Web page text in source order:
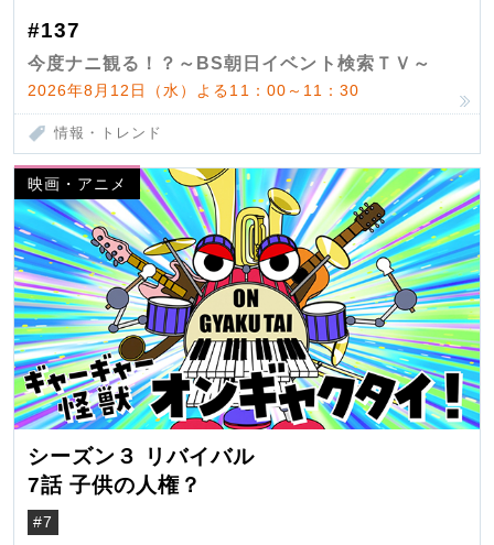
#137
今度ナニ観る！？～BS朝日イベント検索ＴＶ～
2026年8月12日（水）よる11：00～11：30
情報・トレンド
映画・アニメ
シーズン３ リバイバル
7話 子供の人権？
#7